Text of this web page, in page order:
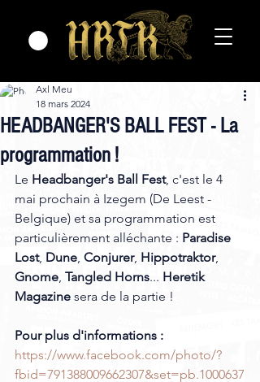
HEADBANGER'S BALL FEST - La
programmation !
Axl Meu
18 mars 2024
Le Headbanger's Ball Fest, c'est le 4
mai prochain à Izegem (De Leest -
Belgique) et sa programmation est
particulièrement alléchante : Paradise
Lost, Dune Conjurer, Hippotraktor,
Gnome Tangled Horns... Heretik
Magazine sera de la partie !
Pour plus d'informations :
https://www.facebook.com/photo/?
fbid=791388009662307&set=pb.1000637